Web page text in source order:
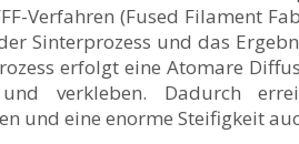
Verfahren (Fused Filament
Sinterprozess und das
erfolgt eine Atomare
verkleben. Dadurch
und eine enorme Steifigkeit